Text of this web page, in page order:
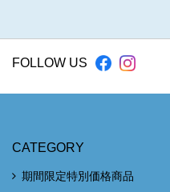
FOLLOW US
CATEGORY
期間限定特別価格商品